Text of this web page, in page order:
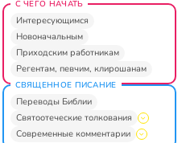
С ЧЕГО НАЧАТЬ
Интересующимся
Новоначальным
Приходским работникам
Регентам, певчим, клирошанам
СВЯЩЕННОЕ ПИСАНИЕ
Переводы Библии
Святоотеческие толкования
Современные комментарии